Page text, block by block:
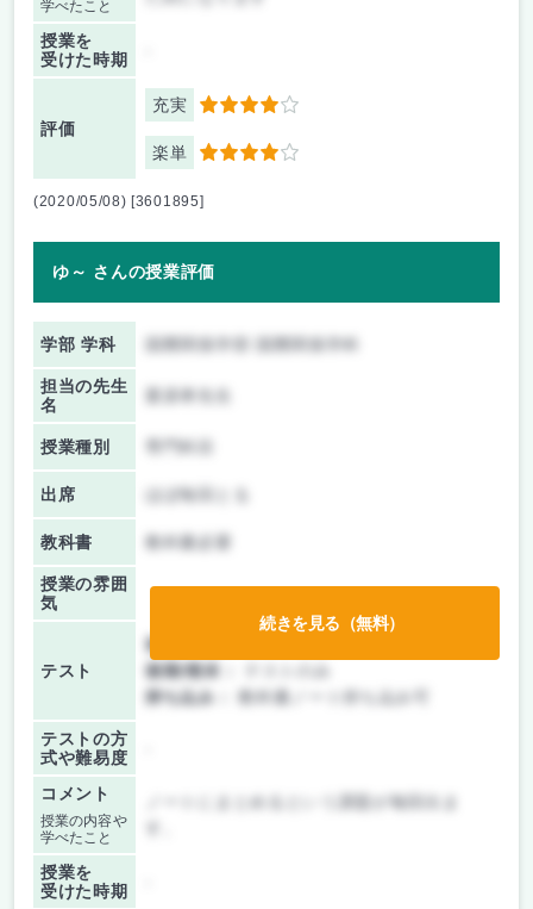
学べたこと
授業を
受けた時期
評価
充実 4
楽単 4
(2020/05/08) [3601895]
ゆ～ さんの授業評価
学部 学科
担当の先生
名
授業種別
出席 ほぼ毎回とる
教科書 教科書必要
授業の雰囲
気
テスト
前期/中間：
後期/期末：
持ち込み：
教科書ノート持ち込み可
テストの方
式や難易度
コメント
授業の内容や
学べたこと
ノートにまとめるという課題が毎回出ま
授業を
受けた時期
続きを見る（無料）